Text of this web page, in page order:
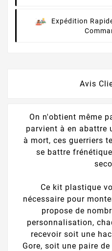
Expédition
Avis
On n'obtient même
parvient à en abattre
à mort, ces guerriers
se battre
Ce kit plastique
nécessaire pour
propose de
personnalisation,
recevoir soit une
Gore, soit une paire